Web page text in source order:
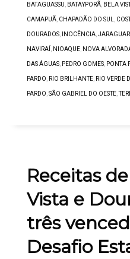
BATAGUASSU BATAYPORÃ BELA
CAMAPUÃ CHAPADÃO DO SUL
DOURADOS INOCÊNCIA JARAGUARI
NAVIRAÍ NIOAQUE NOVA
DAS ÁGUAS PEDRO GOMES PONTA
PARDO RIO BRILHANTE RIO VERDE
PARDO SÃO GABRIEL DO OESTE ,
Receitas
Vista e
três
Desafio